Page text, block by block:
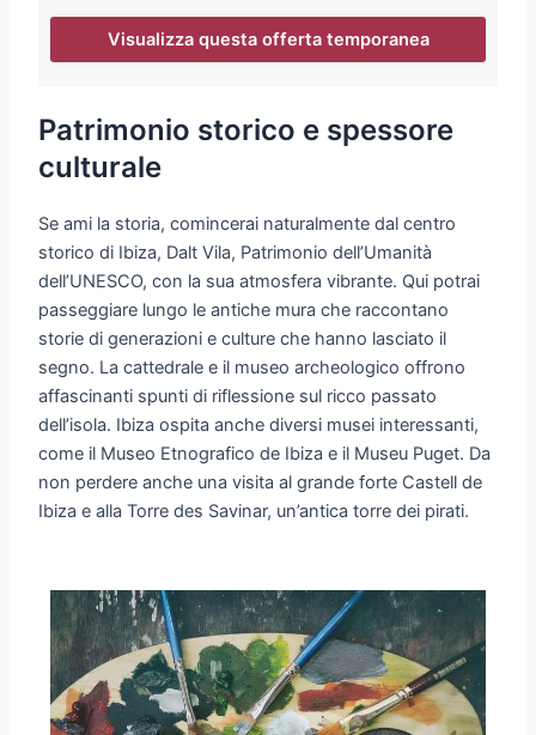
Visualizza questa offerta temporanea
Patrimonio storico e spessore
culturale
Se ami la storia, comincerai naturalmente dal centro
storico di Ibiza, Dalt Vila, Patrimonio dell’Umanità
dell’UNESCO, con la sua atmosfera vibrante. Qui potrai
passeggiare lungo le antiche mura che raccontano
storie di generazioni e culture che hanno lasciato il
segno. La cattedrale e il museo archeologico offrono
affascinanti spunti di riflessione sul ricco passato
dell’isola. Ibiza ospita anche diversi musei interessanti,
come il Museo Etnografico de Ibiza e il Museu Puget. Da
non perdere anche una visita al grande forte Castell de
Ibiza e alla Torre des Savinar, un’antica torre dei pirati.